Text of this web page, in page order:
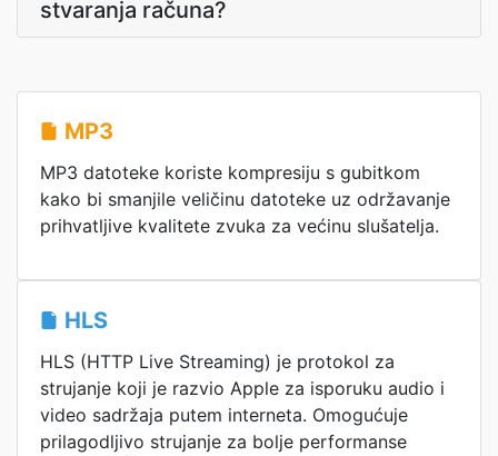
stvaranja računa?
MP3
MP3 datoteke koriste kompresiju s gubitkom
kako bi smanjile veličinu datoteke uz održavanje
prihvatljive kvalitete zvuka za većinu slušatelja.
HLS
HLS (HTTP Live Streaming) je protokol za
strujanje koji je razvio Apple za isporuku audio i
video sadržaja putem interneta. Omogućuje
prilagodljivo strujanje za bolje performanse